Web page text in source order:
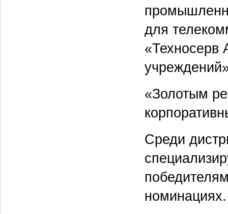
для
«Техносерв
«Золотым
Среди
номинациях.